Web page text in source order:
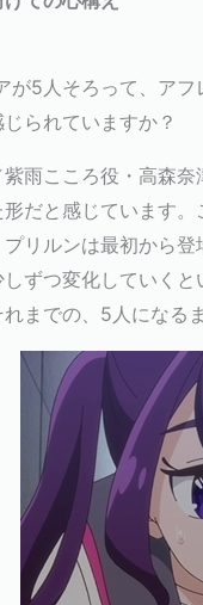
5人そろって、ア
られていますか？
雨こころ役・高森
だと感じています
リルンは最初から
ずつ変化していく
までの、5人になる